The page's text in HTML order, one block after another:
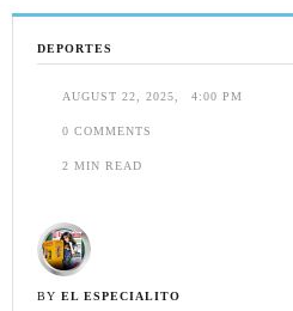
DEPORTES
AUGUST 22, 2025 4:00 PM
0 COMMENTS
2 MIN READ
BY EL ESPECIALITO